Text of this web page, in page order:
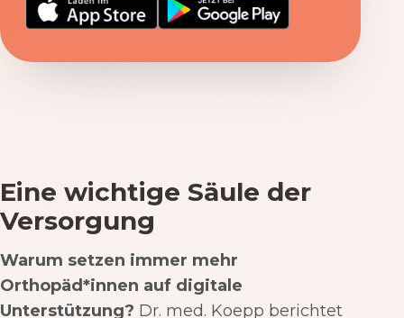
Eine wichtige Säule der
Versorgung
Warum setzen immer mehr
Orthopäd*innen auf digitale
Unterstützung? Dr. med. Koepp berichtet